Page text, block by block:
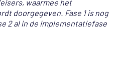
waarmee het
doorgegeven. Fase 1 is nog
2 al in de implementatiefase